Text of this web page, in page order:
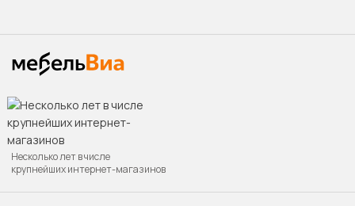
Несколько лет в числе
крупнейших интернет-магазинов